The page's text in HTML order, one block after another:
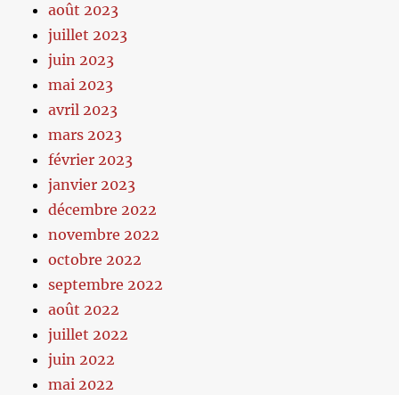
août 2023
juillet 2023
juin 2023
mai 2023
avril 2023
mars 2023
février 2023
janvier 2023
décembre 2022
novembre 2022
octobre 2022
septembre 2022
août 2022
juillet 2022
juin 2022
mai 2022